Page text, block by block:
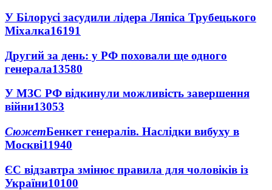
У Білорусі засудили лідера Ляпіса Трубецького
Міхалка16191
Другий за день: у РФ поховали ще одного
генерала13580
У МЗС РФ відкинули можливість завершення
війни13053
СюжетБенкет генералів. Наслідки вибуху в
Москві11940
ЄС відзавтра змінює правила для чоловіків із
України10100